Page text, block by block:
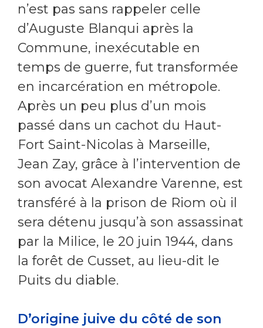
n’est pas sans rappeler celle
d’Auguste Blanqui après la
Commune, inexécutable en
temps de guerre, fut transformée
en incarcération en métropole.
Après un peu plus d’un mois
passé dans un cachot du Haut-
Fort Saint-Nicolas à Marseille,
Jean Zay, grâce à l’intervention de
son avocat Alexandre Varenne, est
transféré à la prison de Riom où il
sera détenu jusqu’à son assassinat
par la Milice, le 20 juin 1944, dans
la forêt de Cusset, au lieu-dit le
Puits du diable.
D’origine juive du côté de son